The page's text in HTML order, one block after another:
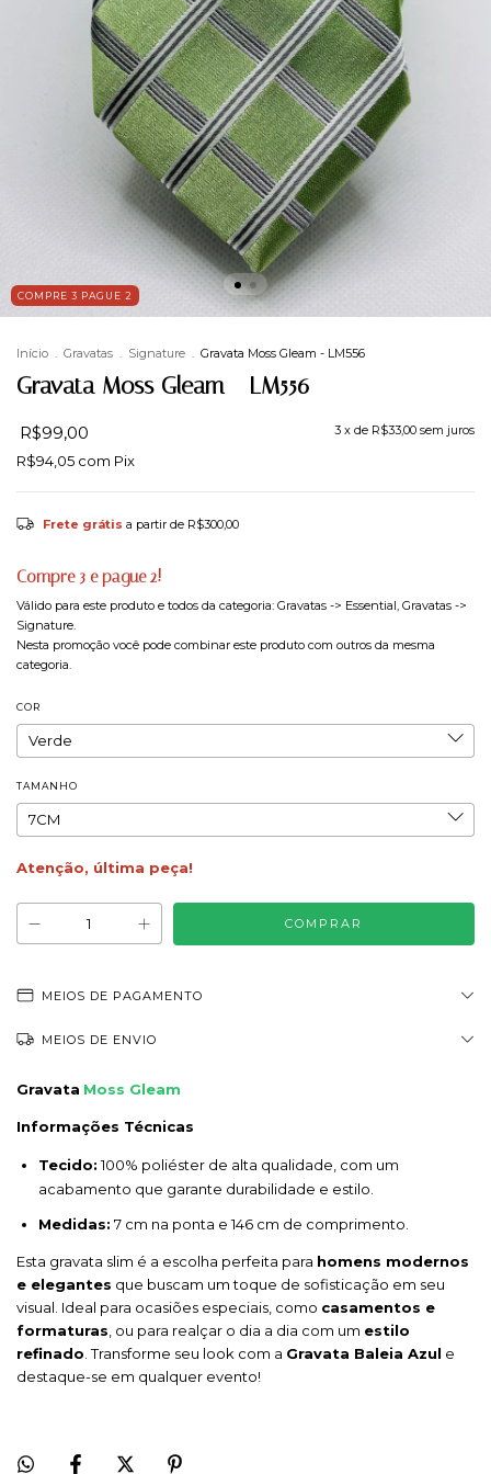
COMPRE 3 PAGUE 2
Início . Gravatas . Signature . Gravata Moss Gleam - LM556
Gravata Moss Gleam - LM556
R$99,00 3 x de R$33,00 sem juros
R$94,05 com Pix
Frete grátis a partir de R$300,00
Compre 3 e pague 2!
Válido para este produto e todos da categoria: Gravatas -> Essential, Gravatas ->
Signature.
Nesta promoção você pode combinar este produto com outros da mesma
categoria.
COR
TAMANHO
Atenção, última peça!
MEIOS DE PAGAMENTO
MEIOS DE ENVIO
Gravata Moss Gleam
Informações Técnicas
Tecido:100% poliéster de alta qualidade, com um
acabamento que garante durabilidade e estilo.
Medidas: 7 cm na ponta e 146 cm de comprimento.
Esta gravata slim é a escolha perfeita para homens modernos
e elegantes que buscam um toque de sofisticação em seu
visual. Ideal para ocasiões especiais, como casamentos e
formaturas, ou para realçar o dia a dia com um estilo
refinado. Transforme seu look com a Gravata Baleia Azul e
destaque-se em qualquer evento!